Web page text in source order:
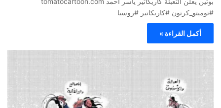
#توميتو_كرتون #كاريكاتير #روسيا
أكمل القراءة »